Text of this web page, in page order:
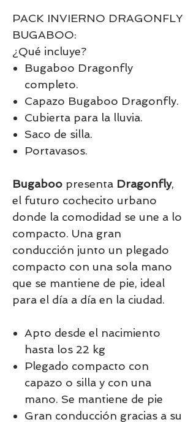
PACK INVIERNO DRAGONFLY
BUGABOO:
¿Qué incluye?
Bugaboo Dragonfly
completo.
Capazo Bugaboo Dragonfly.
Cubierta para la lluvia.
Saco de silla.
Portavasos.
Bugaboo presenta Dragonfly,
el futuro cochecito urbano
donde la comodidad se une a lo
compacto. Una gran
conducción junto un plegado
compacto con una sola mano
que se mantiene de pie, ideal
para el día a día en la ciudad.
Apto desde el nacimiento
hasta los 22 kg
Plegado compacto con
capazo o silla y con una
mano. Se mantiene de pie
Gran conducción gracias a su